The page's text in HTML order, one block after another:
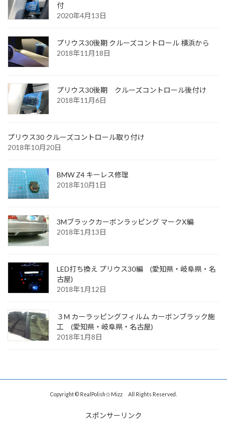
付
2020年4月13日
プリウス30後期 クルーズコントロール 横浜から
2018年11月18日
プリウス30後期 クルーズコントロール後付け
2018年11月6日
プリウス30 クルーズコントロール取り付け
2018年10月20日
BMW Z4 キーレス修理
2018年10月1日
3Mブラックカーボンラッピング マークX編
2018年1月13日
LED打ち換え プリウス30編 (愛知県・岐阜県・名
古屋)
2018年1月12日
３M カーラッピングフィルム カーボンブラック施
工 (愛知県・岐阜県・名古屋)
2018年1月8日
Copyright © RealPolish☆Mizz All Rights Reserved.
スポンサーリンク